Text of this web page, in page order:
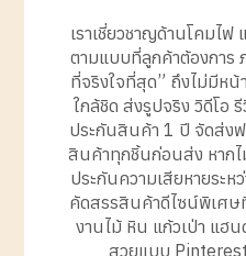
เราเชี่ยวชาญด้านโคมไ
ตามแบบที่ลูกค้าต้องการ
ที่จริงใจที่สุด” ถึงไม่มีหน้
ใกล้ชิด ส่งรูปจริง วิดีโอ
ประกันสินค้า 1 ปี จัดส่ง
สินค้าทุกชิ้นก่อนส่ง หาก
ประกันความเสียหายระห
คัดสรรสินค้าดีไซน์พิเศษ
งานไม้ หิน แก้วเป่า แฮ
สวยแบบ